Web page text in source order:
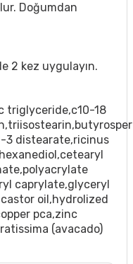
Doğumdan
2 kez uygulayın.
triglyceride,c10-18
3 distearate,ricinus
caprylate,glyceryl
oil,hydrolized
pca,zinc
(avacado)